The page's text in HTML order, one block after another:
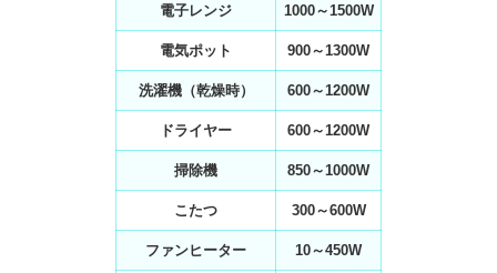
電子レンジ 1000～1500W
電気ポット 900～1300W
洗濯機（乾燥時） 600～1200W
ドライヤー 600～1200W
掃除機 850～1000W
こたつ 300～600W
ファンヒーター 10～450W